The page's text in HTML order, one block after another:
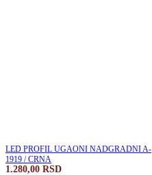
LED PROFIL UGAONI NADGRADNI A-
1919 / CRNA
1.280,00 RSD